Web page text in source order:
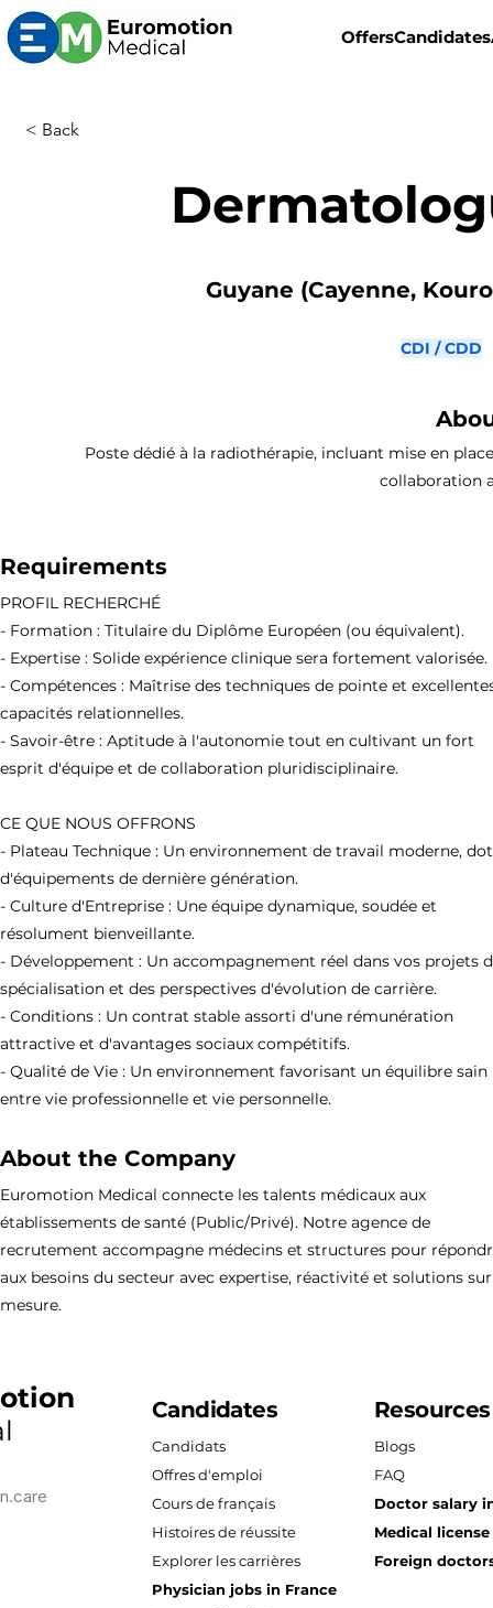
OffersCandidates
< Back
Guyane (Cayenne,
CDI / CDD
Poste dédié à la radiothérapie, incluant mise en
collaboration
Requirements
PROFIL RECHERCHÉ
- Formation : Titulaire du Diplôme Européen (ou équivalent).
- Expertise : Solide expérience clinique sera fortement valorisée.
- Compétences : Maîtrise des techniques de pointe et
capacités relationnelles.
- Savoir-être : Aptitude à l'autonomie tout en cultivant un fort
esprit d'équipe et de collaboration pluridisciplinaire.
CE QUE NOUS OFFRONS
- Plateau Technique : Un environnement de travail moderne,
d'équipements de dernière génération.
- Culture d'Entreprise : Une équipe dynamique, soudée et
résolument bienveillante.
- Développement : Un accompagnement réel dans vos projets
spécialisation et des perspectives d'évolution de carrière.
- Conditions : Un contrat stable assorti d'une rémunération
attractive et d'avantages sociaux compétitifs.
- Qualité de Vie : Un environnement favorisant un équilibre sain
entre vie professionnelle et vie personnelle.
About the Company
Euromotion Medical connecte les talents médicaux aux
établissements de santé (Public/Privé). Notre agence de
recrutement accompagne médecins et structures pour
aux besoins du secteur avec expertise, réactivité et solutions sur
mesure.
Candidates
Candidats
Offres d'emploi
Cours de français
Histoires de réussite
Explorer les carrières
Physician jobs in France
Resources
Blogs
FAQ
Doctor salary
Medical
Foreign